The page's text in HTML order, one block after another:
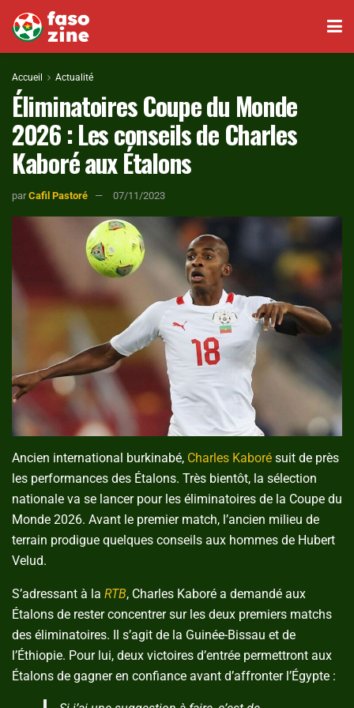
Accueil Actualité
Éliminatoires Coupe du Monde
2026 : Les conseils de Charles
Kaboré aux Étalons
par Cafil Pastoré 07/11/2023
Ancien international burkinabé, Charles Kaboré suit de près
les performances des Étalons. Très bientôt, la sélection
nationale va se lancer pour les éliminatoires de la Coupe du
Monde 2026. Avant le premier match, l’ancien milieu de
terrain prodigue quelques conseils aux hommes de Hubert
Velud.
S’adressant à la RTB, Charles Kaboré a demandé aux
Étalons de rester concentrer sur les deux premiers matchs
des éliminatoires. Il s’agit de la Guinée-Bissau et de
l’Éthiopie. Pour lui, deux victoires d’entrée permettront aux
Étalons de gagner en confiance avant d’affronter l’Égypte :